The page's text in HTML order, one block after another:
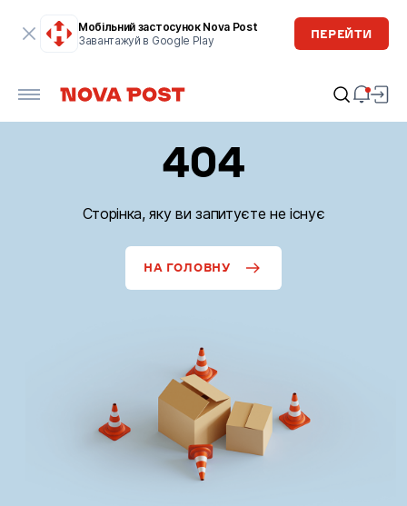
Мобільний застосунок Nova Post
Завантажуй в Google Play
ПЕРЕЙТИ
404
Сторінка, яку ви запитуєте не існує
НА ГОЛОВНУ